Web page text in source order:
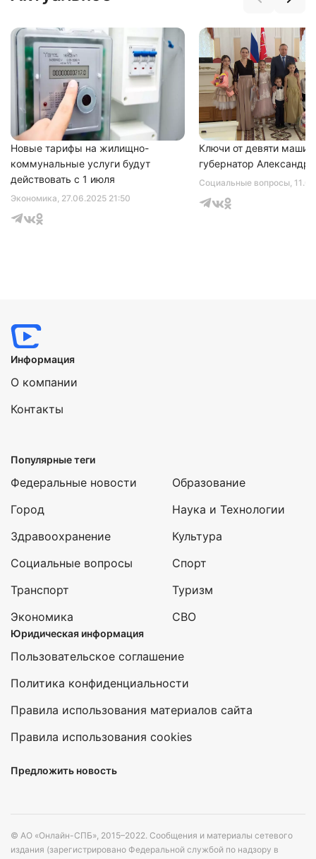
Экономика, 27.06.2025 21:50
Новые тарифы на жилищно-
коммунальные услуги будут
действовать с 1 июля
Социальные вопросы,
Ключи от девяти машин
губернатор Александр
соглашаетесь с
политикой конфиденциальности
Информация
О компании
Контакты
Популярные теги
Федеральные новости
Город
Здравоохранение
Социальные вопросы
Транспорт
Экономика
Образование
Наука и Технологии
Культура
Спорт
Туризм
СВО
Юридическая информация
Пользовательское соглашение
Политика конфиденциальности
Правила использования материалов сайта
Правила использования cookies
Предложить новость
© АО «Онлайн-СПБ», 2015–2022. Сообщения и материалы сетевого
издания (зарегистрировано Федеральной службой по надзору в